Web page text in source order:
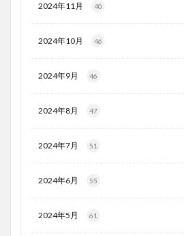
2024年11月 40
2024年10月 46
2024年9月 46
2024年8月 47
2024年7月 51
2024年6月 55
2024年5月 61